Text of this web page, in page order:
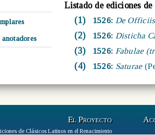
Listado de ediciones de
(1)
1526: De Officiis
(2) 1526: Disticha
(3) 1526: Fabulae
(4) 1526: Saturae
El Proyecto
de Clásicos Latinos en el Renacimiento